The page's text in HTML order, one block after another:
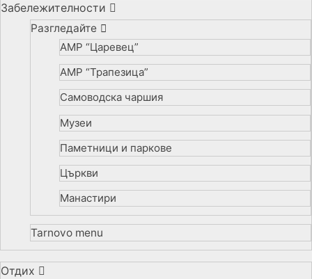
Забележителности
Разгледайте
АМР “Царевец”
АМР “Трапезица”
Самоводска чаршия
Музеи
Паметници и паркове
Църкви
Манастири
Tarnovo menu
Отдих